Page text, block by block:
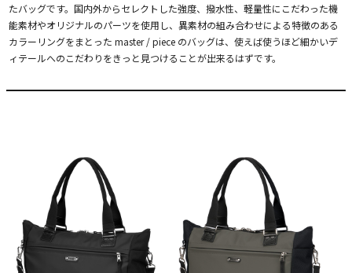
たバッグです。国内外からセレクトした強度、撥水性、軽量性にこだわった機
能素材やオリジナルのパーツを使用し、異素材の組み合わせによる特徴のある
カラーリングをまとった master / piece のバッグは、使えば使うほど細かいデ
ィテールへのこだわりをきっと見つけることが出来るはずです。